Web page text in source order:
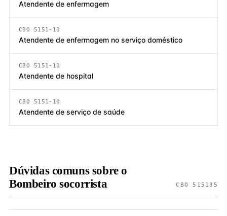
Atendente de enfermagem
CBO 5151-10
Atendente de enfermagem no serviço doméstico
CBO 5151-10
Atendente de hospital
CBO 5151-10
Atendente de serviço de saúde
Dúvidas comuns sobre o
Bombeiro socorrista
CBO 515135